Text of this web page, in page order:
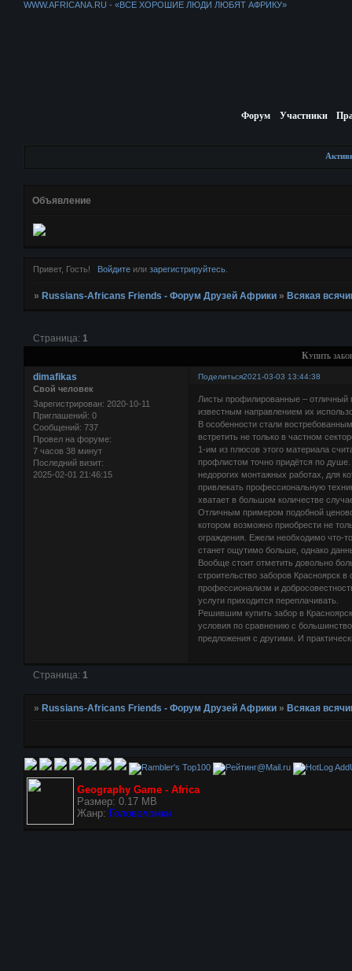
WWW.AFRICANA.RU - «ВСЕ ХОРОШИЕ ЛЮДИ ЛЮБЯТ АФРИКУ»
Форум Участники
Объявление
Привет, Гость! Войдитеили зарегистрируйтесь.
» Russians-Africans Friends - Форум Друзей Африки » Всякая
Купить
Страница: 1
Поделиться2021-03-03 13:44:38
dimafikas
Свой человек
Зарегистрирован: 2020-10-11
Приглашений: 0
Сообщений: 737
Провел на форуме:
7 часов 38 минут
Последний визит:
2025-02-01 21:46:15
Листы профилированные – отличный
известным направлением их
В особенности стали
встретить не только в частном
1-им из плюсов этого материала
профлистом точно придётся по
недорогих монтажных работах, для
привлекать профессиональную
хватает в большом количестве
Отличным примером подобной
котором возможно приобрести не
ограждения. Ежели необходимо что-
станет ощутимо больше, однако
Вообще стоит отметить довольно
строительство заборов Красноярск
профессионализм и
услуги приходится переплачивать.
Решившим купить забор в
условия по сравнению с
предложения с другими. И
Страница: 1
»Russians-Africans Friends - Форум Друзей Африки »Всякая
Geography Game - Africa
Размер: 0.17 MB
Жанр: Головоломки